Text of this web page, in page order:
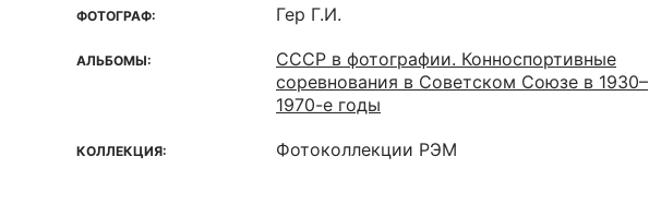
ФОТОГРАФ: Гер Г.И.
АЛЬБОМЫ:
СССР в фотографии. Конноспортивные
соревнования в Советском Союзе в 1930–
1970-е годы
КОЛЛЕКЦИЯ: Фотоколлекции РЭМ